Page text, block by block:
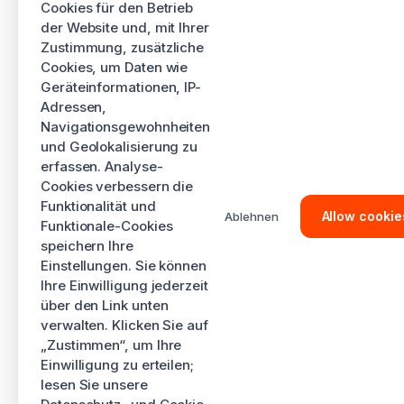
Cookies für den Betrieb
der Website und, mit Ihrer
Zustimmung, zusätzliche
Cookies, um Daten wie
Geräteinformationen, IP-
Adressen,
Navigationsgewohnheiten
und Geolokalisierung zu
erfassen. Analyse-
Cookies verbessern die
Funktionalität und
Funktionale-Cookies
speichern Ihre
Einstellungen. Sie können
Ihre Einwilligung jederzeit
über den Link unten
verwalten. Klicken Sie auf
„Zustimmen“, um Ihre
Einwilligung zu erteilen;
lesen Sie unsere
Ablehnen Allow